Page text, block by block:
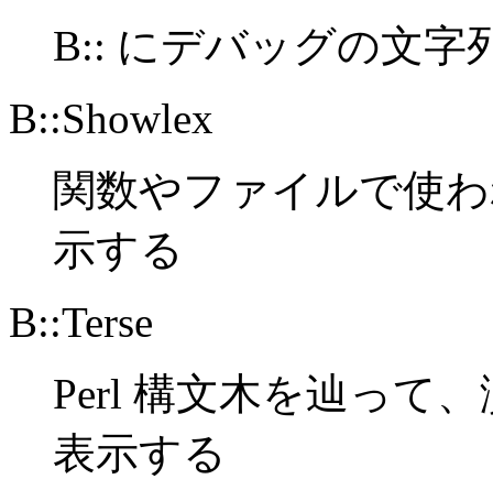
B:: にデバッグの文字
B::Showlex
関数やファイルで使
示する
B::Terse
Perl 構文木を辿って
表示する